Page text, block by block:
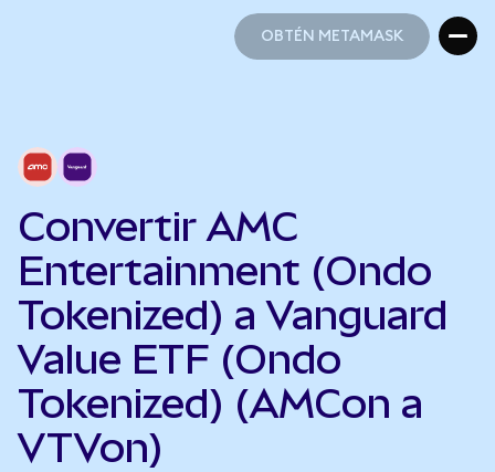
OBTÉN METAMASK
Convertir AMC
Entertainment (Ondo
Tokenized) a Vanguard
Value ETF (Ondo
Tokenized) (AMCon a
VTVon)